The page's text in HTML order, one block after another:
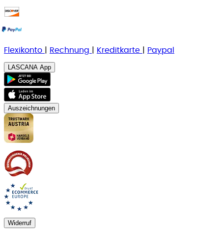
Flexikonto Rechnung Kreditkarte Paypal
LASCANA App
Auszeichnungen
Widerruf